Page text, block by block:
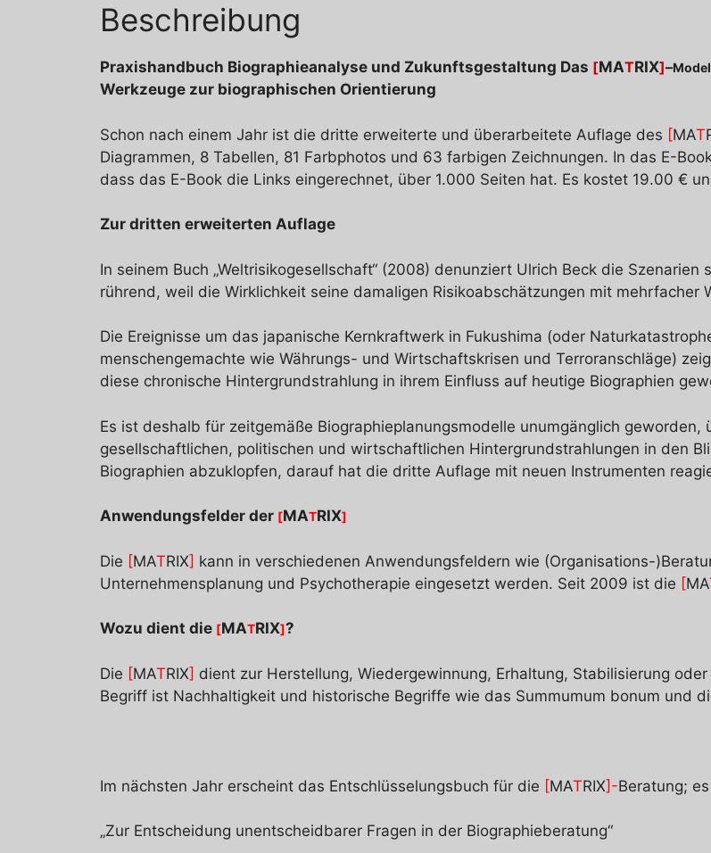
Beschreibung
Praxishandbuch Biographieanalyse und Zukunftsgestaltung Das [MATRIX]–
Werkzeuge zur biographischen Orientierung
Schon nach einem Jahr ist die dritte erweiterte und überarbeitete Auflage des [MAT
Diagrammen, 8 Tabellen, 81 Farbphotos und 63 farbigen Zeichnungen. In das E-
dass das E-Book die Links eingerechnet, über 1.000 Seiten hat. Es kostet 19.00 €
Zur dritten erweiterten Auflage
In seinem Buch „Weltrisikogesellschaft“ (2008) denunziert Ulrich Beck die Szenarien
rührend, weil die Wirklichkeit seine damaligen Risikoabschätzungen mit mehrfacher
Die Ereignisse um das japanische Kernkraftwerk in Fukushima (oder
menschengemachte wie Währungs- und Wirtschaftskrisen und Terroranschläge)
diese chronische Hintergrundstrahlung in ihrem Einfluss auf heutige Biographien
Es ist deshalb für zeitgemäße Biographieplanungsmodelle unumgänglich
gesellschaftlichen, politischen und wirtschaftlichen Hintergrundstrahlungen in den
Biographien abzuklopfen, darauf hat die dritte Auflage mit neuen Instrumenten
Anwendungsfelder der [MATRIX]
Die [MATRIX] kann in verschiedenen Anwendungsfeldern wie (Organisations-
Unternehmensplanung und Psychotherapie eingesetzt werden. Seit 2009 ist die [MA
Wozu dient die [MATRIX]?
Die [MATRIX] dient zur Herstellung, Wiedergewinnung, Erhaltung, Stabilisierung
Begriff ist Nachhaltigkeit und historische Begriffe wie das Summumum bonum und
Im nächsten Jahr erscheint das Entschlüsselungsbuch für die [MATRIX]-Beratung;
„Zur Entscheidung unentscheidbarer Fragen in der Biographieberatung“